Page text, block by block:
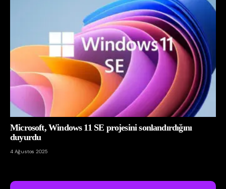
Microsoft, Windows 11 SE projesini sonlandırdığını
duyurdu
4 Ağustos 2025